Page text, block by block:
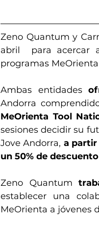
Zeno Quantum y
abril  para acercar
programas
Ambas entidades
MeOrienta Tool
sesiones decidir su
Jove Andorra, a partir
un 50% de descuento
Zeno Quantum
establecer una
MeOrienta a jóvenes